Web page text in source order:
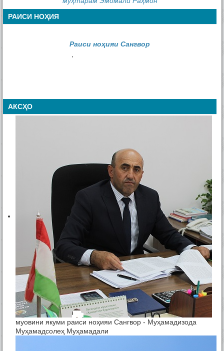
РАИСИ НОҲИЯ
Раиси ноҳияи Сангвор
,
АКСҲО
муовини якуми раиси ноҳияи Сангвор - Муҳамадизода
Муҳамадсолеҳ Муҳамадали